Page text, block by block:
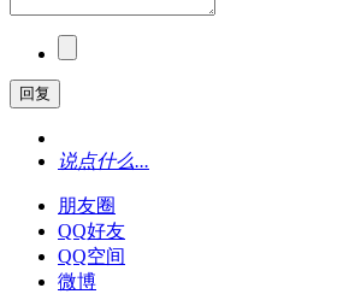
回复
说点什么...
朋友圈
QQ好友
QQ空间
微博